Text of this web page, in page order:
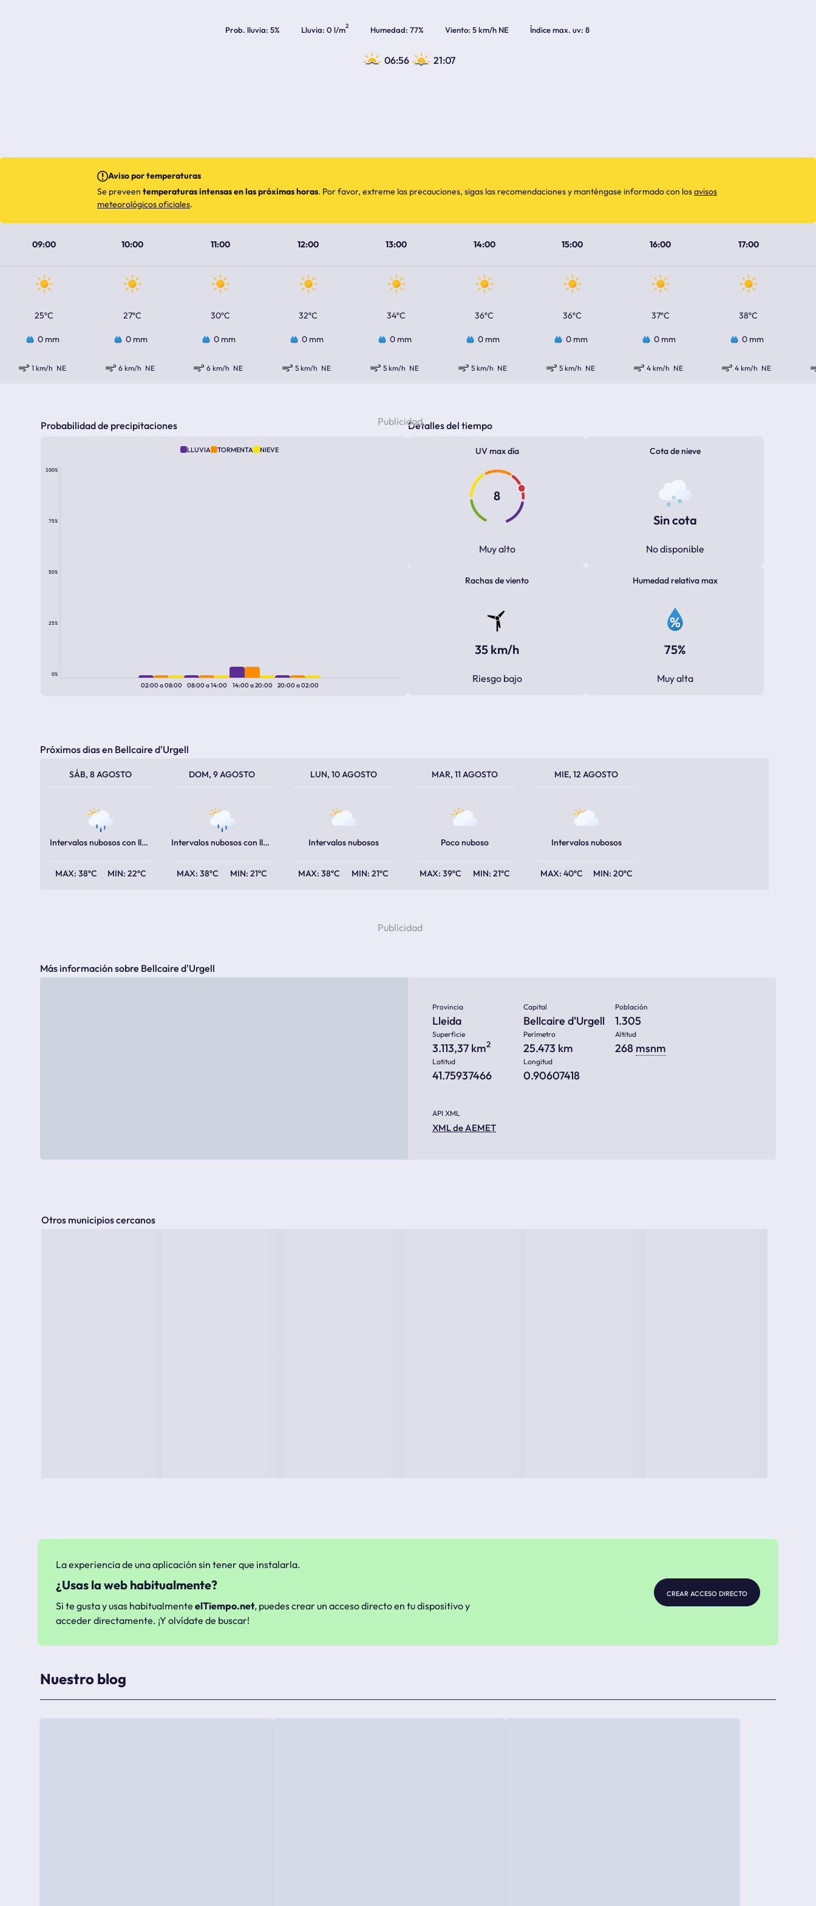
Prob. lluvia 5% Lluvia 0 l/m2 Humedad 77% Viento 5 km/h NE Índice max. uv 8
06:56 21:07
09:00 10:00 11:00 12:00 13:00 14:00 15:00 16:00 17:00
25ºC 27ºC 30ºC 32ºC 34ºC 36ºC 36ºC 37ºC 38ºC
0 mm 0 mm 0 mm 0 mm 0 mm 0 mm 0 mm 0 mm 0 mm
1 km/h NE 6 km/h NE 6 km/h NE 5 km/h NE 5 km/h NE 5 km/h NE 5 km/h NE 4 km/h NE 4 km/h NE
Aviso por temperaturas
Se preveen temperaturas intensas en las próximas horas. Por favor, extreme las precauciones, sigas las recomendaciones y manténgase informado con losavisos
meteorológicos oficiales.
Probabilidad de precipitaciones
LLUVIA TORMENTA NIEVE
100%
75%
50%
25%
0%
02:00a08:00 08:00a14:00 14:00a20:00 20:00a02:00
Detalles del tiempo
UV max día
8
Muy alto
Cota de nieve
Sin cota
No disponible
Rachas de viento
35 km/h
Riesgo bajo
Humedad relativa max
75%
Muy alta
Próximos dias en Bellcaire d'Urgell
SÁB, 8 AGOSTO
Intervalos nubosos con lluvia
38ºC 22ºC
DOM, 9 AGOSTO
Intervalos nubosos con lluvia escasa
38ºC 21ºC
LUN, 10 AGOSTO
Intervalos nubosos
38ºC 21ºC
MAR, 11 AGOSTO
Poco nuboso
39ºC 21ºC
MIE, 12 AGOSTO
Intervalos nubosos
40ºC 20ºC
Más información sobre Bellcaire d'Urgell
Provincia
Lleida
Capital
Bellcaire d'Urgell
Población
1.305
Superficie
3.113,37 km2
Perímetro
25.473 km
Altitud
268 msnm
Latitud
41.75937466
Longitud
0.90607418
API XML
XML de AEMET
Otros municipios cercanos
La experiencia de una aplicación sin tener que instalarla.
¿Usas la web habitualmente?
Si te gusta y usas habitualmente elTiempo.net, puedes crear un acceso directo en tu dispositivo y
acceder directamente. ¡Y olvídate de buscar!
crear acceso directo
Nuestro blog